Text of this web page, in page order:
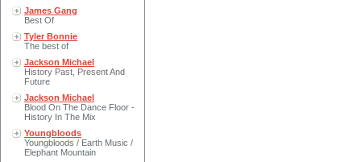
James Gang
Best Of
Tyler Bonnie
The best of
Jackson Michael
History Past, Present And
Future
Jackson Michael
Blood On The Dance Floor -
History In The Mix
Youngbloods
Youngbloods / Earth Music /
Elephant Mountain